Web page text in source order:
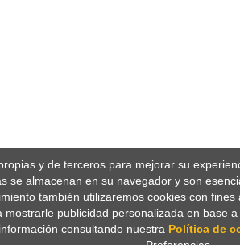
y de terceros para mejorar su
se almacenan en su navegador y son
también utilizaremos cookies con
mostrarle publicidad personalizada en base
consultando nuestra Política de